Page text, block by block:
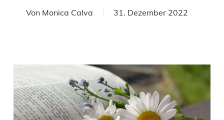
Von Monica Calva 31. Dezember 2022